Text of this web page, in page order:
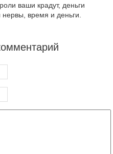
ваши крадут, деньги
время и деньги.